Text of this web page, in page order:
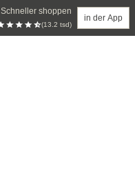
Schneller shoppen
(13.2 tsd)
in der App